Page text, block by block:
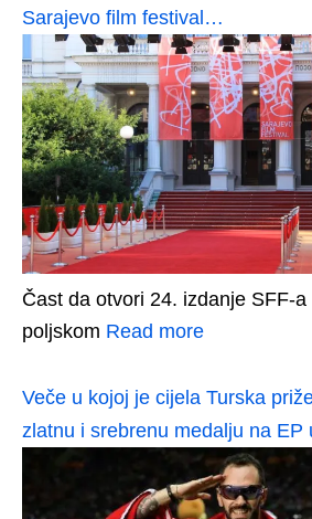
Sarajevo film festival…
Čast da otvori 24. izdanje SFF-
poljskom Read more
Veče u kojoj je cijela Turska
zlatnu i srebrenu medalju na